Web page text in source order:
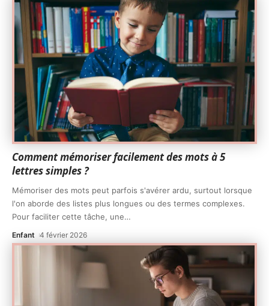
Comment mémoriser facilement des mots à 5
lettres simples ?
Mémoriser des mots peut parfois s'avérer ardu, surtout lorsque
l'on aborde des listes plus longues ou des termes complexes.
Pour faciliter cette tâche, une…
Enfant 4 février 2026